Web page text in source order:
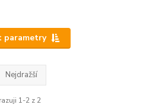
parametry
Nejdražší
1-2 z 2